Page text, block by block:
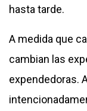
hasta tarde.
A medida que
cambian las
expendedoras.